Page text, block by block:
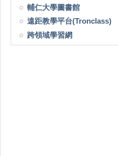
輔仁大學圖書館
遠距教學平台(Tronclass)
跨領域學習網